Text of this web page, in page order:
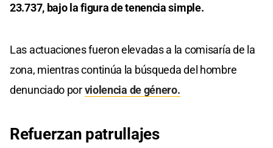
23.737, bajo la figura de tenencia simple.
Las actuaciones fueron elevadas a la comisaría de la
zona, mientras continúa la búsqueda del hombre
denunciado porviolencia de género.
Refuerzan patrullajes